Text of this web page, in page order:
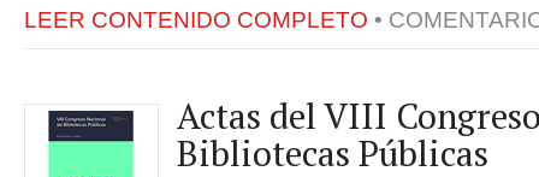
LEER CONTENIDO COMPLETO •
Actas del VIII
Bibliotecas Públicas